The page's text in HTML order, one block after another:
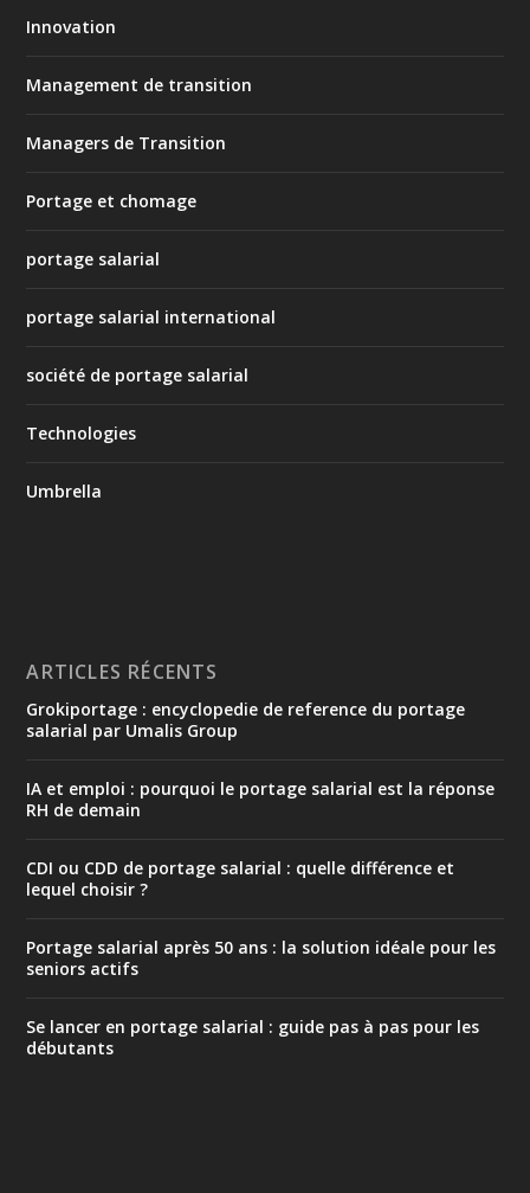
Innovation
Management de transition
Managers de Transition
Portage et chomage
portage salarial
portage salarial international
société de portage salarial
Technologies
Umbrella
ARTICLES RÉCENTS
Grokiportage : encyclopedie de reference du portage
salarial par Umalis Group
IA et emploi : pourquoi le portage salarial est la réponse
RH de demain
CDI ou CDD de portage salarial : quelle différence et
lequel choisir ?
Portage salarial après 50 ans : la solution idéale pour les
seniors actifs
Se lancer en portage salarial : guide pas à pas pour les
débutants